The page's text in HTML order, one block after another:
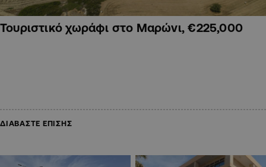
Τουριστικό χωράφι στο Μαρώνι, €225,000
ΔΙΑΒΑΣΤΕ ΕΠΙΣΗΣ